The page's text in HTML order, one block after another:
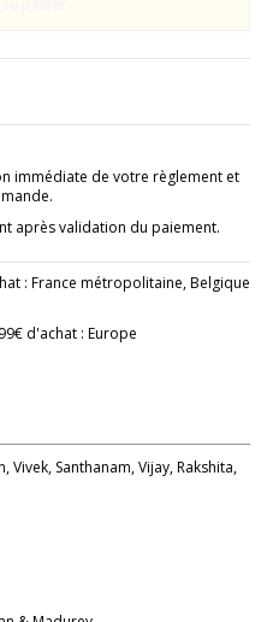
immédiate de votre règlement et
après validation du paiement.
: France métropolitaine, Belgique
d'achat : Europe
Vivek, Santhanam, Vijay, Rakshita,